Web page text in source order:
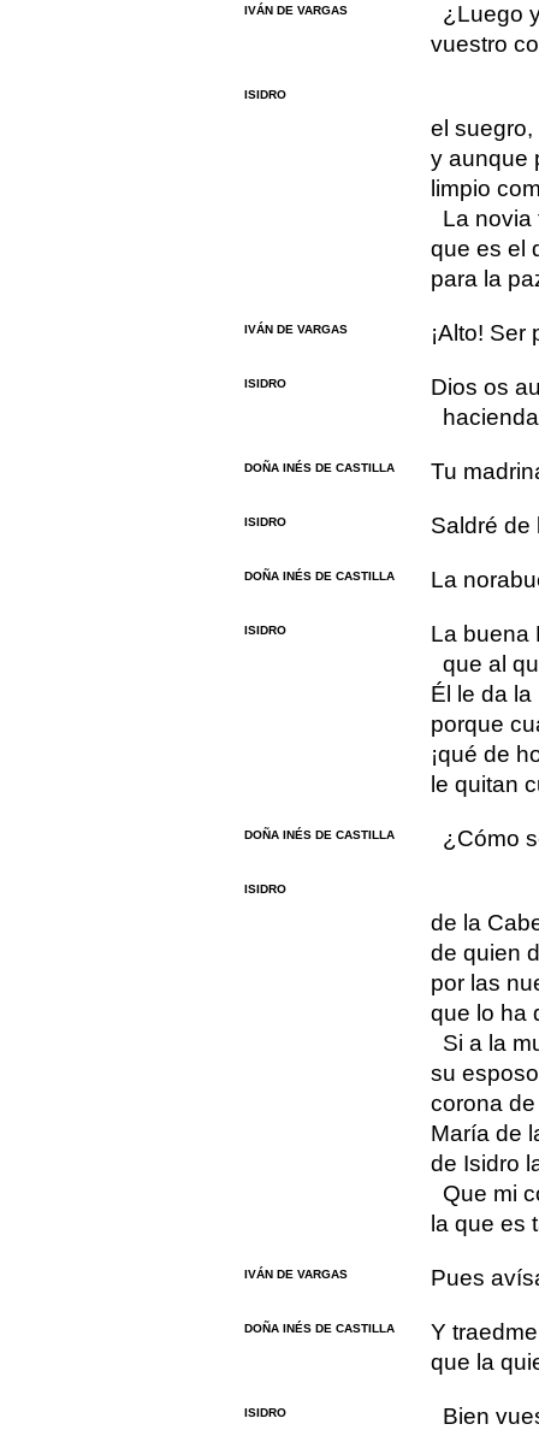
IVÁN DE VARGAS
¿Luego
vuestro
ISIDRO
el suegro,
y aunque
limpio
La novia
que es el
para la
IVÁN DE VARGAS ¡Alto! Ser
ISIDRO
Dios os
DOÑA INÉS DE CASTILLA Tu
ISIDRO Saldré de
DOÑA INÉS DE CASTILLA La
ISIDRO
La buena
que al
Él le da
porque
¡qué de
le quitan
DOÑA INÉS DE CASTILLA ¿Cómo
ISIDRO
de la
de quien
por las
que lo ha
Si a la
su
corona
María de
de Isidro
Que mi
la que es
IVÁN DE VARGAS Pues
DOÑA INÉS DE CASTILLA
Y
que la
ISIDRO
Bien